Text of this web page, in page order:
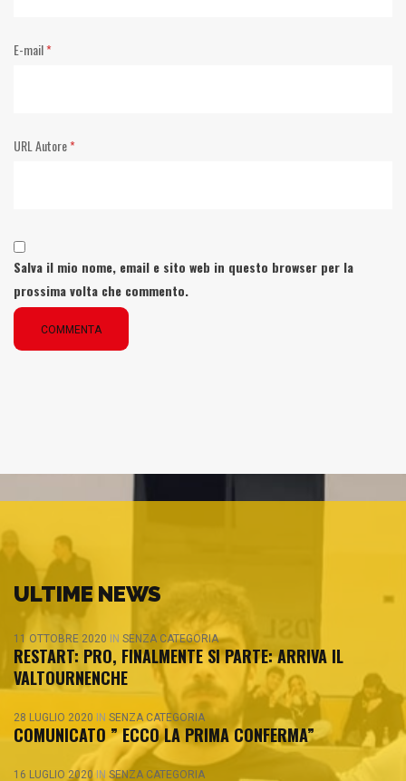
E-mail*
URL Autore*
Salva il mio nome, email e sito web in questo browser per la
prossima volta che commento.
COMMENTA
ULTIME NEWS
11 OTTOBRE 2020 IN SENZA CATEGORIA
RESTART: PRO, FINALMENTE SI PARTE: ARRIVA IL
VALTOURNENCHE
28 LUGLIO 2020 IN SENZA CATEGORIA
COMUNICATO ” ECCO LA PRIMA CONFERMA”
16 LUGLIO 2020 IN SENZA CATEGORIA